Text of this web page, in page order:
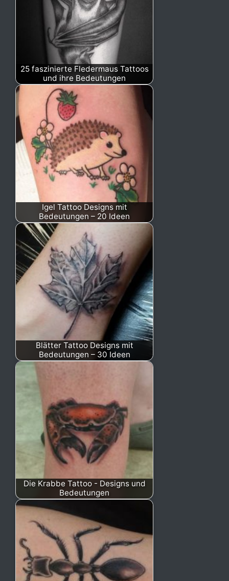
25 faszinierte Fledermaus Tattoos
und ihre Bedeutungen
Igel Tattoo Designs mit
Bedeutungen – 20 Ideen
Blätter Tattoo Designs mit
Bedeutungen – 30 Ideen
Die Krabbe Tattoo - Designs und
Bedeutungen